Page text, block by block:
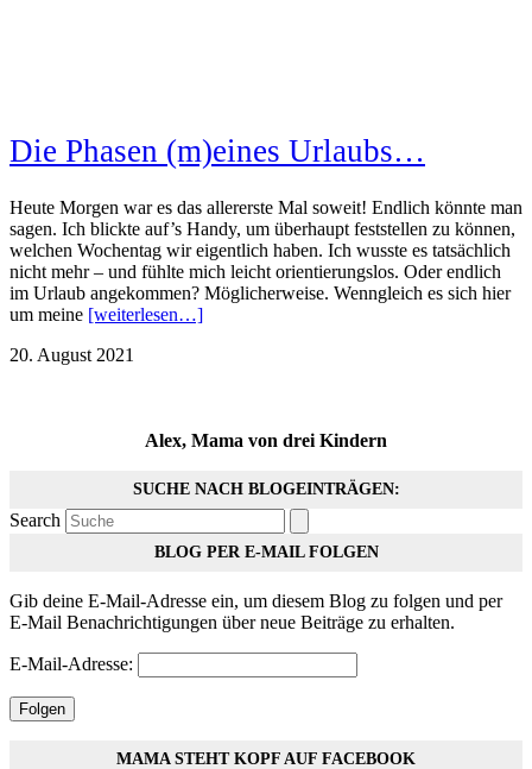
Die Phasen (m)eines Urlaubs…
Heute Morgen war es das allererste Mal soweit! Endlich könnte man
sagen. Ich blickte auf’s Handy, um überhaupt feststellen zu können,
welchen Wochentag wir eigentlich haben. Ich wusste es tatsächlich
nicht mehr – und fühlte mich leicht orientierungslos. Oder endlich
im Urlaub angekommen? Möglicherweise. Wenngleich es sich hier
um meine [weiterlesen…]
20. August 2021
Alex, Mama von drei Kindern
SUCHE NACH BLOGEINTRÄGEN:
Search
BLOG PER E-MAIL FOLGEN
Gib deine E-Mail-Adresse ein, um diesem Blog zu folgen und per
E-Mail Benachrichtigungen über neue Beiträge zu erhalten.
E-Mail-Adresse:
Folgen
MAMA STEHT KOPF AUF FACEBOOK